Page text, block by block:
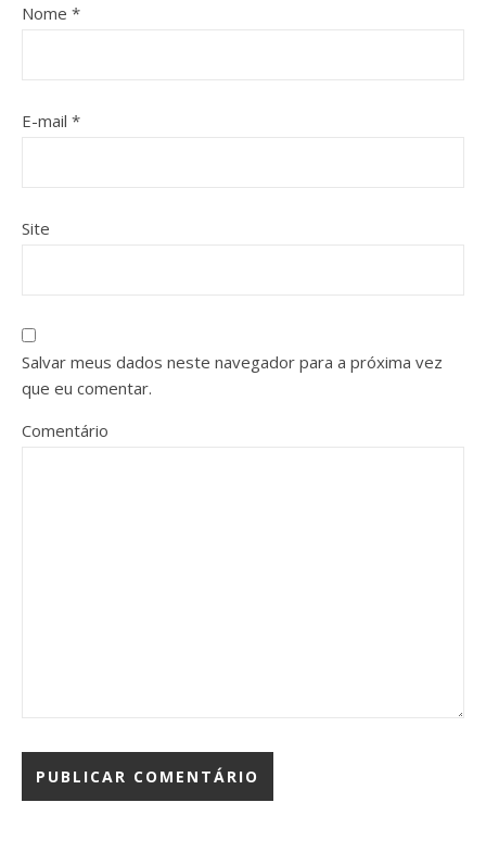
Nome *
E-mail *
Site
Salvar meus dados neste navegador para a próxima vez
que eu comentar.
Comentário